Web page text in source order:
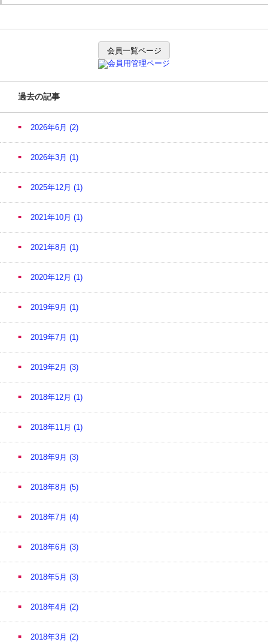
過去の記事
2026年6月 (2)
2026年3月 (1)
2025年12月 (1)
2021年10月 (1)
2021年8月 (1)
2020年12月 (1)
2019年9月 (1)
2019年7月 (1)
2019年2月 (3)
2018年12月 (1)
2018年11月 (1)
2018年9月 (3)
2018年8月 (5)
2018年7月 (4)
2018年6月 (3)
2018年5月 (3)
2018年4月 (2)
2018年3月 (2)